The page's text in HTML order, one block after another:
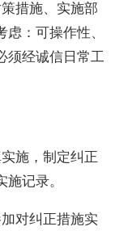
措施、实施部
：可操作性、
须经诚信日常工
施，制定纠正
施记录。
对纠正措施实